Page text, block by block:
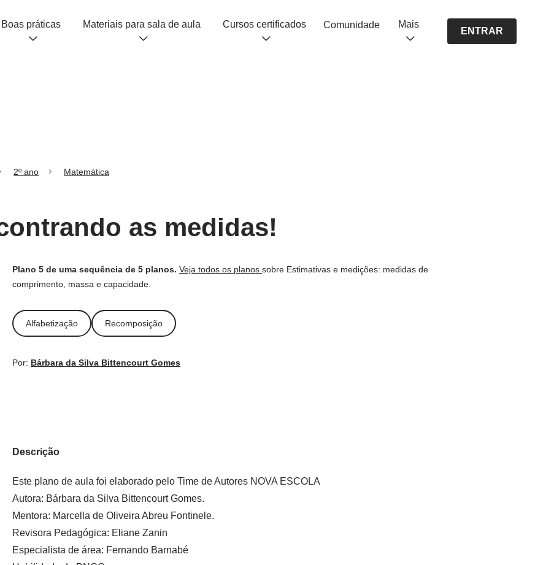
Boas práticas Materiais para sala de aula Cursos certificados Comunidade Mais
ENTRAR
2º ano Matemática
as medidas!
Plano 5 de uma sequência de 5 planos. Veja todos os planos sobre Estimativas e medições: medidas de
comprimento, massa e capacidade.
Alfabetização Recomposição
Por: Bárbara da Silva Bittencourt Gomes
Descrição
Este plano de aula foi elaborado pelo Time de Autores NOVA ESCOLA
Autora: Bárbara da Silva Bittencourt Gomes.
Mentora: Marcella de Oliveira Abreu Fontinele.
Revisora Pedagógica: Eliane Zanin
Especialista de área: Fernando Barnabé